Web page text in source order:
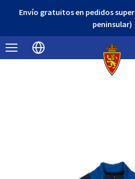
Envío gratuitos en pedidos
peninsular)
Seleccionar idioma